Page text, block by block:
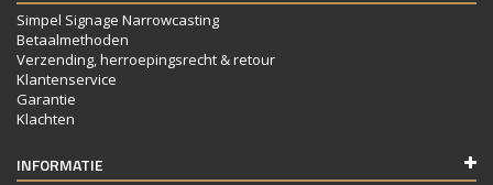
Simpel Signage Narrowcasting
Betaalmethoden
Verzending, herroepingsrecht & retour
Klantenservice
Garantie
Klachten
INFORMATIE